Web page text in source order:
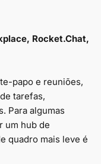
Rocket.Chat,
papo e reuniões,
tarefas,
Para algumas
um hub de
quadro mais leve é